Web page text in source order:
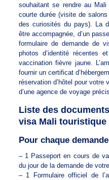
souhaitant se rendre au
courte durée (visite de
des curiosités du pays). La
être accompagnée, d’un
formulaire de demande de
photos d’identité récentes
vaccination fièvre jaune.
fournir un certificat
réservation d’hôtel pour votre
d’une agence de voyage
Liste des
visa Mali touristique
Pour chaque
– 1 Passeport en cours de
du jour de la demande de
– 1 Formulaire officiel de